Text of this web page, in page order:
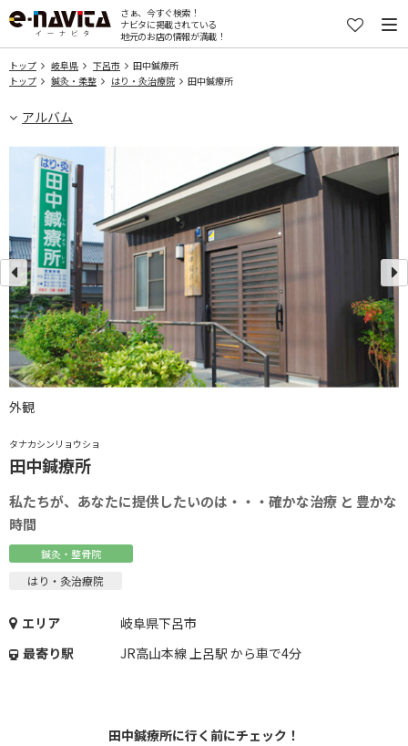
さぁ、今すぐ検索！
ナビタに掲載されている
地元のお店の情報が満載！
トップ 岐阜県 下呂市
田中鍼療所
トップ
鍼灸・柔整 はり・灸治療院 田中鍼療所
アルバム
タナカシンリョウショ
田中鍼療所
私たちが、あなたに提供したいのは・・・確かな治療 と 豊かな
時間
鍼灸・整骨院
はり・灸治療院
エリア
岐阜県下呂市
最寄り駅
JR高山本線 上呂駅 から車で4分
田中鍼療所に行く前にチェック！
外観